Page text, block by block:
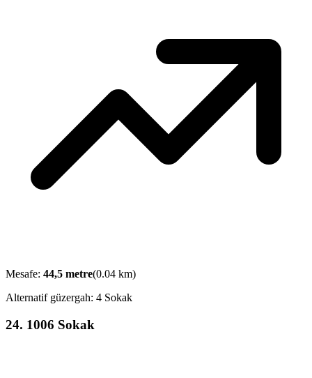
Mesafe: 44,5 metre(0.04 km)
Alternatif güzergah: 4 Sokak
24. 1006 Sokak